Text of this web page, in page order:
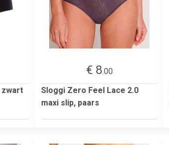
zwart
€ 8.00
Sloggi Zero Feel Lace 2.0
maxi slip, paars